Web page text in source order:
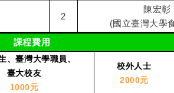
2
陳宏彰
(國立臺灣大學
課程費用
、臺灣大學職員、
臺大校友
1000元
校外人士
2000元